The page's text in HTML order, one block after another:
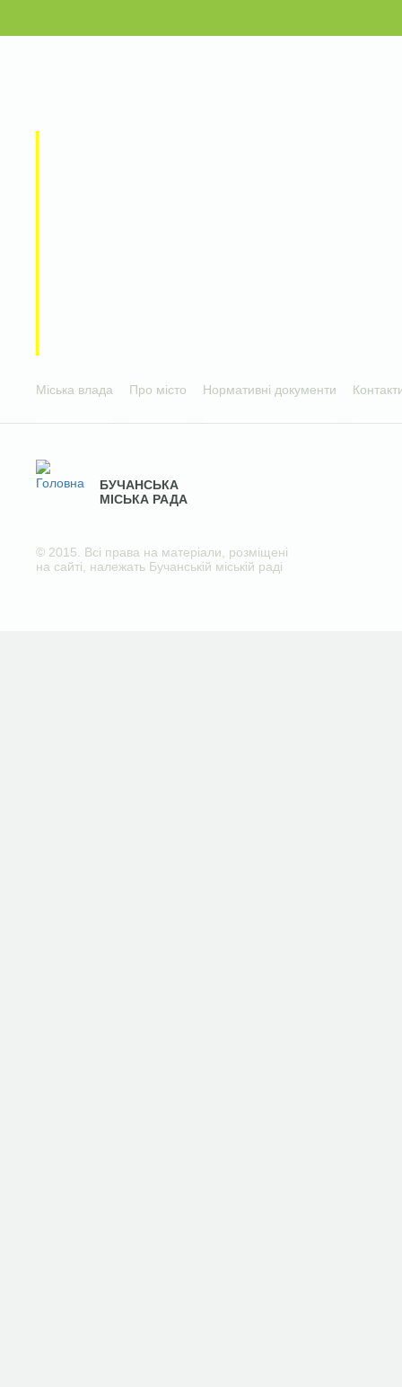
Міська влада Про місто Нормативні документи
БУЧАНСЬКА
МІСЬКА РАДА
© 2015. Всі права на матеріали, розміщені
на сайті, належать Бучанській міській раді